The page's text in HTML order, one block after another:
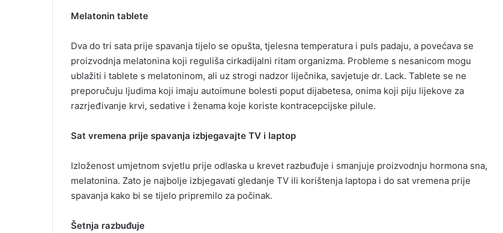
Melatonin tablete
Dva do tri sata prije spavanja tijelo se opušta, tjelesna temperatura i puls padaju, a povećava se
proizvodnja melatonina koji reguliša cirkadijalni ritam organizma. Probleme s nesanicom mogu
ublažiti i tablete s melatoninom, ali uz strogi nadzor liječnika, savjetuje dr. Lack. Tablete se ne
preporučuju ljudima koji imaju autoimune bolesti poput dijabetesa, onima koji piju lijekove za
razrjeđivanje krvi, sedative i ženama koje koriste kontracepcijske pilule.
Sat vremena prije spavanja izbjegavajte TV i laptop
Izloženost umjetnom svjetlu prije odlaska u krevet razbuđuje i smanjuje proizvodnju hormona sna,
melatonina. Zato je najbolje izbjegavati gledanje TV ili korištenja laptopa i do sat vremena prije
spavanja kako bi se tijelo pripremilo za počinak.
Šetnja razbuđuje